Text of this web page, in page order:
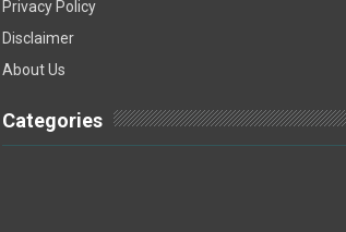
Privacy Policy
Disclaimer
About Us
Categories